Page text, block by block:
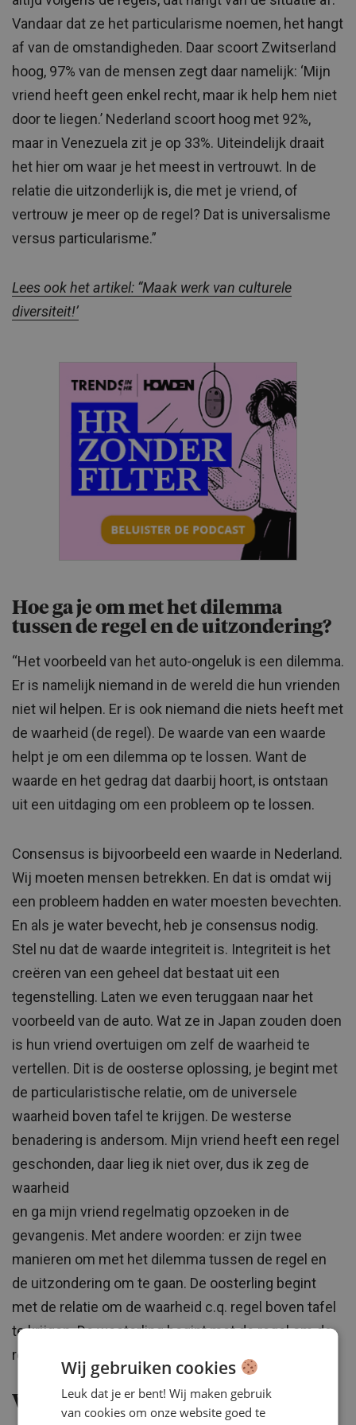
Vandaar dat ze het particularisme noemen, het hangt
af van de omstandigheden. Daar scoort Zwitserland
hoog, 97% van de mensen zegt daar namelijk: ‘Mijn
vriend heeft geen enkel recht, maar ik help hem niet
door te liegen.’ Nederland scoort hoog met 92%,
maar in Venezuela zit je op 33%. Uiteindelijk draait
het hier om waar je het meest in vertrouwt. In de
relatie die uitzonderlijk is, die met je vriend, of
vertrouw je meer op de regel? Dat is universalisme
versus particularisme.”
Lees ook het artikel: “Maak werk van culturele
diversiteit!’
Hoe ga je om met het dilemma
tussen de regel en de uitzondering?
“Het voorbeeld van het auto-ongeluk is een dilemma.
Er is namelijk niemand in de wereld die hun vrienden
niet wil helpen. Er is ook niemand die niets heeft met
de waarheid (de regel). De waarde van een waarde
helpt je om een dilemma op te lossen. Want de
waarde en het gedrag dat daarbij hoort, is ontstaan
uit een uitdaging om een probleem op te lossen.
Consensus is bijvoorbeeld een waarde in Nederland.
Wij moeten mensen betrekken. En dat is omdat wij
een probleem hadden en water moesten bevechten.
En als je water bevecht, heb je consensus nodig.
Stel nu dat de waarde integriteit is. Integriteit is het
creëren van een geheel dat bestaat uit een
tegenstelling. Laten we even teruggaan naar het
voorbeeld van de auto. Wat ze in Japan zouden doen
is hun vriend overtuigen om zelf de waarheid te
vertellen. Dit is de oosterse oplossing, je begint met
de particularistische relatie, om de universele
waarheid boven tafel te krijgen. De westerse
benadering is andersom. Mijn vriend heeft een regel
geschonden, daar lieg ik niet over, dus ik zeg de
waarheid
en ga mijn vriend regelmatig opzoeken in de
gevangenis. Met andere woorden: er zijn twee
manieren om met het dilemma tussen de regel en
de uitzondering om te gaan. De oosterling begint
met de relatie om de waarheid c.q. regel boven tafel
te krijgen. De westerling begint met de regel om de
relatie te verdiepen.”
Wat doen te veel regels met ons?
Wij gebruiken cookies
Leuk dat je er bent! Wij maken gebruik
van cookies om onze website goed te